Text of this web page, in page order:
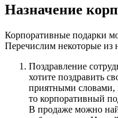
Назначение
Корпоративные подарки
Перечислим некоторые из
Поздравление
хотите поздравить
приятными словами,
то корпоративный
В продаже можно